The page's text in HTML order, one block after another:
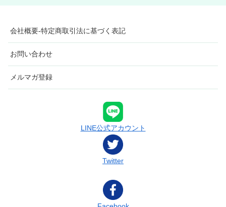
会社概要-特定商取引法に基づく表記
お問い合わせ
メルマガ登録
LINE公式アカウント
Twitter